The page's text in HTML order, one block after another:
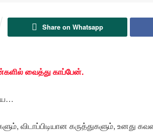
Share on Whatsapp
வைத்து காப்பேன்.
விடாப்பிடியான கருத்துகளும், உனது